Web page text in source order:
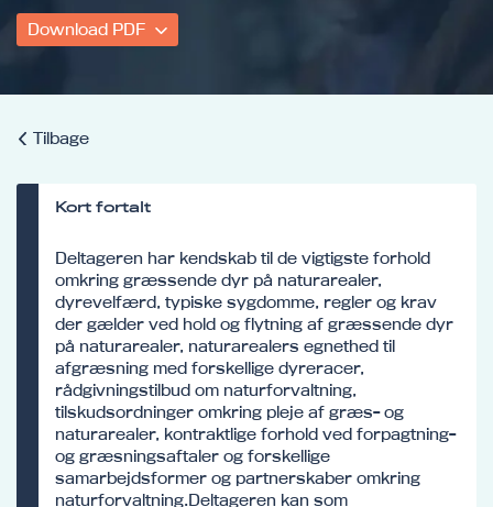
Download PDF
Tilbage
Kort fortalt
Deltageren har kendskab til de vigtigste forhold
omkring græssende dyr på naturarealer,
dyrevelfærd, typiske sygdomme, regler og krav
der gælder ved hold og flytning af græssende dyr
på naturarealer, naturarealers egnethed til
afgræsning med forskellige dyreracer,
rådgivningstilbud om naturforvaltning,
tilskudsordninger omkring pleje af græs- og
naturarealer, kontraktlige forhold ved forpagtning-
og græsningsaftaler og forskellige
samarbejdsformer og partnerskaber omkring
naturforvaltning.Deltageren kan som